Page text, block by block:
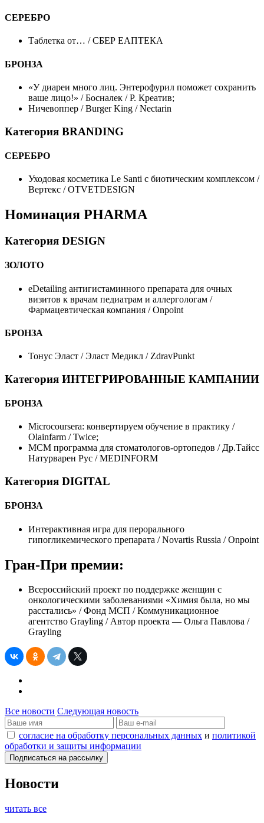
СЕРЕБРО
Таблетка от… / СБЕР ЕАПТЕКА
БРОНЗА
«У диареи много лиц. Энтерофурил поможет сохранить
ваше лицо!» / Босналек / Р. Креатив;
Ничевоппер / Burger King / Nectarin
Категория BRANDING
СЕРЕБРО
Уходовая косметика Le Santi с биотическим комплексом /
Вертекс / OTVETDESIGN
Номинация PHARMA
Категория DESIGN
ЗОЛОТО
eDetailing антигистаминного препарата для очных
визитов к врачам педиатрам и аллергологам /
Фармацевтическая компания / Onpoint
БРОНЗА
Тонус Эласт / Эласт Медикл / ZdravPunkt
Категория ИНТЕГРИРОВАННЫЕ КАМПАНИИ
БРОНЗА
Microcoursera: конвертируем обучение в практику /
Olainfarm / Twice;
МСМ программа для стоматологов-ортопедов / Др.Тайсс
Натурварен Рус / MEDINFORM
Категория DIGITAL
БРОНЗА
Интерактивная игра для перорального
гипогликемического препарата / Novartis Russia / Onpoint
Гран-При премии:
Всероссийский проект по поддержке женщин с
онкологическими заболеваниями «Химия была, но мы
расстались» / Фонд МСП / Коммуникационное
агентство Grayling / Автор проекта — Ольга Павлова /
Grayling
Все новости Следующая новость
согласие на обработку персональных данных и политикой
обработки и защиты информации
Новости
читать все